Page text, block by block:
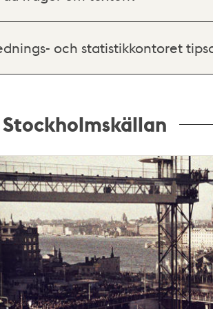
och statistikkontoret
Stockholmskällan